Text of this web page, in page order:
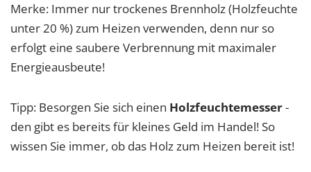
Merke: Immer nur trockenes Brennholz (Holzfeuchte
unter 20 %) zum Heizen verwenden, denn nur so
erfolgt eine saubere Verbrennung mit maximaler
Energieausbeute!
Tipp: Besorgen Sie sich einen Holzfeuchtemesser-
den gibt es bereits für kleines Geld im Handel! So
wissen Sie immer, ob das Holz zum Heizen bereit ist!